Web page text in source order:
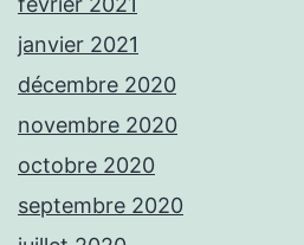
janvier 2021
décembre 2020
novembre 2020
octobre 2020
septembre 2020